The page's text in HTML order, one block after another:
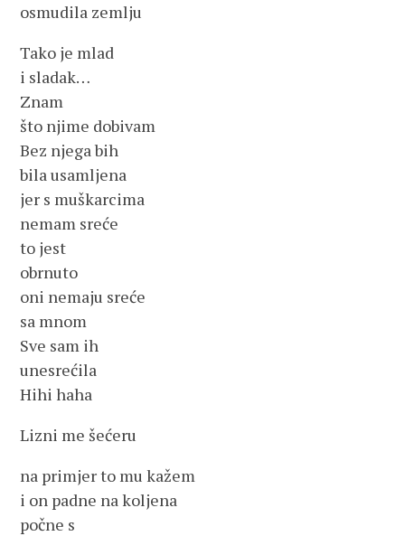
osmudila zemlju
Tako je mlad
i sladak…
Znam
što njime dobivam
Bez njega bih
bila usamljena
jer s muškarcima
nemam sreće
to jest
obrnuto
oni nemaju sreće
sa mnom
Sve sam ih
unesrećila
Hihi haha
Lizni me šećeru
na primjer to mu kažem
i on padne na koljena
počne s